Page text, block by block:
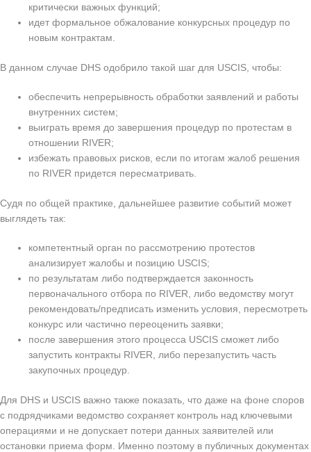
критически важных функций;
идет формальное обжалование конкурсных процедур по
новым контрактам.
В данном случае DHS одобрило такой шаг для USCIS, чтобы:
обеспечить непрерывность обработки заявлений и работы
внутренних систем;
выиграть время до завершения процедур по протестам в
отношении RIVER;
избежать правовых рисков, если по итогам жалоб решения
по RIVER придется пересматривать.
Судя по общей практике, дальнейшее развитие событий может
выглядеть так:
компетентный орган по рассмотрению протестов
анализирует жалобы и позицию USCIS;
по результатам либо подтверждается законность
первоначального отбора по RIVER, либо ведомству могут
рекомендовать/предписать изменить условия, пересмотреть
конкурс или частично переоценить заявки;
после завершения этого процесса USCIS сможет либо
запустить контракты RIVER, либо перезапустить часть
закупочных процедур.
Для DHS и USCIS важно также показать, что даже на фоне споров
с подрядчиками ведомство сохраняет контроль над ключевыми
операциями и не допускает потери данных заявителей или
остановки приема форм. Именно поэтому в публичных документах